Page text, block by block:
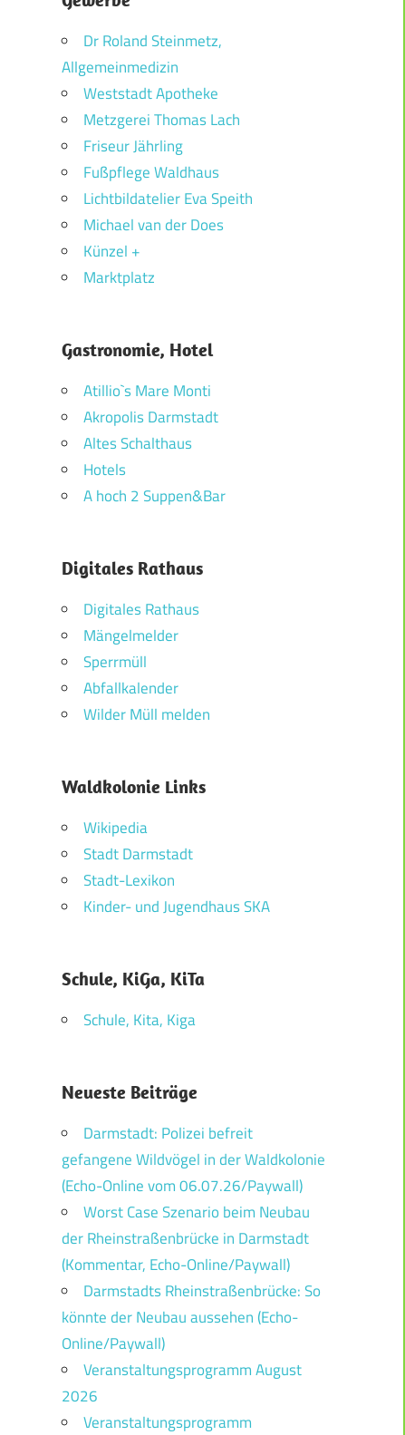
Dr Roland Steinmetz,
Allgemeinmedizin
Weststadt Apotheke
Metzgerei Thomas Lach
Friseur Jährling
Fußpflege Waldhaus
Lichtbildatelier Eva Speith
Michael van der Does
Künzel +
Marktplatz
Gastronomie, Hotel
Atillio`s Mare Monti
Akropolis Darmstadt
Altes Schalthaus
Hotels
A hoch 2 Suppen&Bar
Digitales Rathaus
Digitales Rathaus
Mängelmelder
Sperrmüll
Abfallkalender
Wilder Müll melden
Waldkolonie Links
Wikipedia
Stadt Darmstadt
Stadt-Lexikon
Kinder- und Jugendhaus SKA
Schule, KiGa, KiTa
Schule, Kita, Kiga
Neueste Beiträge
Darmstadt: Polizei befreit
gefangene Wildvögel in der Waldkolonie
(Echo-Online vom 06.07.26/Paywall)
Worst Case Szenario beim Neubau
der Rheinstraßenbrücke in Darmstadt
(Kommentar, Echo-Online/Paywall)
Darmstadts Rheinstraßenbrücke: So
könnte der Neubau aussehen (Echo-
Online/Paywall)
Veranstaltungsprogramm August
2026
Veranstaltungsprogramm